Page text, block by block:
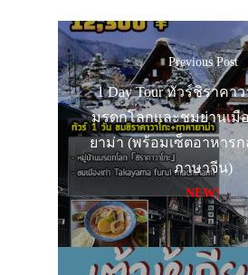
Previous Post
1 Day Tour ทัวร์ชิราคา
มรดกโลกและชมย่านเมื
ยาม่า (พร้อมเซ็ตอาหารก
ภาษาจีน)
NEW!